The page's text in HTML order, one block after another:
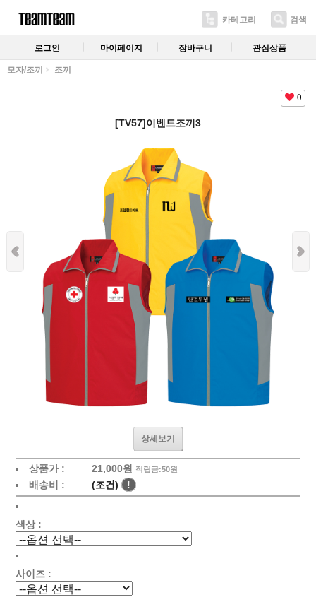
카테고리 검색
로그인 마이페이지 장바구니 관심상품
모자/조끼 조끼
0
[TV57]이벤트조끼3
상세보기
상품가 : 21,000원 적립금:50원
배송비 : (조건) !
색상 :
사이즈 :